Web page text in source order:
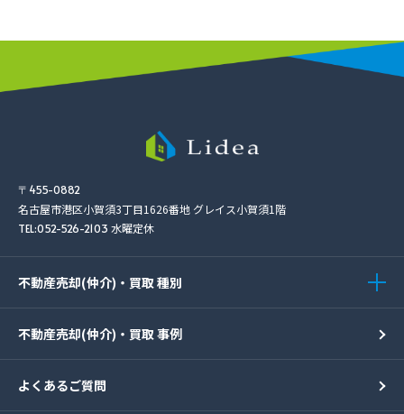
〒455-0882
名古屋市港区小賀須3丁目1626番地 グレイス小賀須1階
TEL:052-526-2103 水曜定休
不動産売却(仲介)・買取 種別
不動産売却(仲介)・買取 事例
よくあるご質問